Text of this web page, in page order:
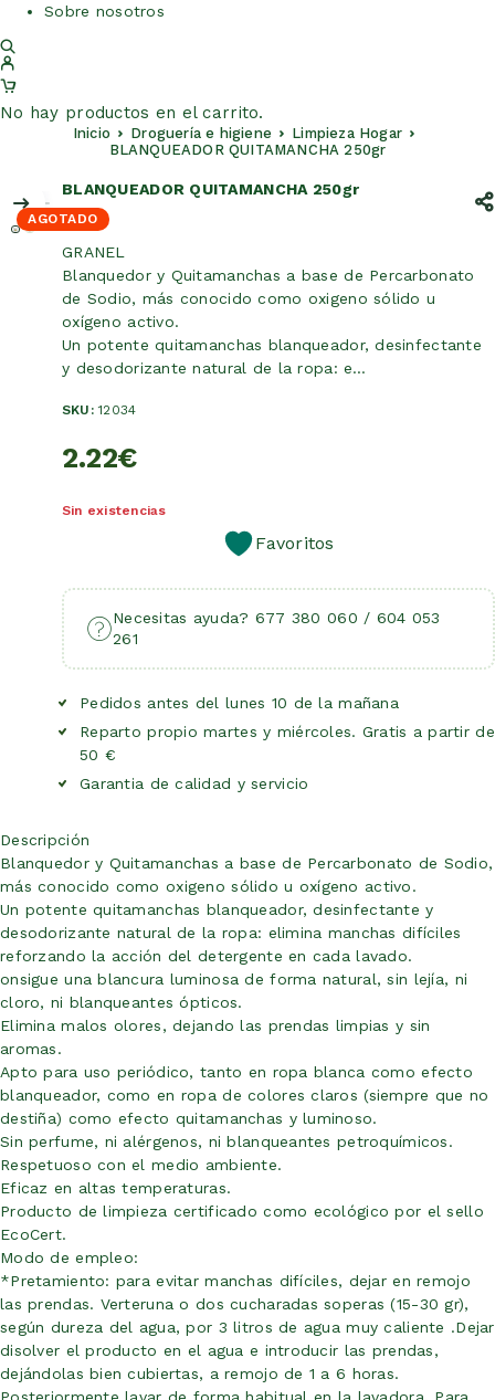
Sobre nosotros
No hay productos en el carrito.
Inicio Droguería e higiene
Limpieza Hogar
BLANQUEADOR QUITAMANCHA 250gr
AGOTADO
BLANQUEADOR QUITAMANCHA 250gr
GRANEL
Blanquedor y Quitamanchas a base de Percarbonato
de Sodio, más conocido como oxigeno sólido u
oxígeno activo.
Un potente quitamanchas blanqueador, desinfectante
y desodorizante natural de la ropa: e…
SKU:12034
2.22€
Sin existencias
Favoritos
Necesitas ayuda? 677 380 060 / 604 053
261
Pedidos antes del lunes 10 de la mañana
Reparto propio martes y miércoles. Gratis a partir de
50 €
Garantia de calidad y servicio
Descripción
Blanquedor y Quitamanchas a base de Percarbonato de Sodio,
más conocido como oxigeno sólido u oxígeno activo.
Un potente quitamanchas blanqueador, desinfectante y
desodorizante natural de la ropa: elimina manchas difíciles
reforzando la acción del detergente en cada lavado.
onsigue una blancura luminosa de forma natural, sin lejía, ni
cloro, ni blanqueantes ópticos.
Elimina malos olores, dejando las prendas limpias y sin
aromas.
Apto para uso periódico, tanto en ropa blanca como efecto
blanqueador, como en ropa de colores claros (siempre que no
destiña) como efecto quitamanchas y luminoso.
Sin perfume, ni alérgenos, ni blanqueantes petroquímicos.
Respetuoso con el medio ambiente.
Eficaz en altas temperaturas.
Producto de limpieza certificado como ecológico por el sello
EcoCert.
Modo de empleo:
*Pretamiento: para evitar manchas difíciles, dejar en remojo
las prendas. Verteruna o dos cucharadas soperas (15-30 gr),
según dureza del agua, por 3 litros de agua muy caliente .Dejar
disolver el producto en el agua e introducir las prendas,
dejándolas bien cubiertas, a remojo de 1 a 6 horas.